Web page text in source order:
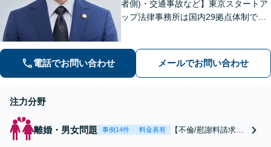
者側)・交通事故など】東京スタートア
ップ法律事務所は国内29拠点体制で全
専門性の高い弁護士が寄り添い解決を
サポートします。
電話でお問い合わせ メールでお問い合わせ
注力分野
離婚・男女問題 事例14件 料金表有
【不倫/慰謝料請求に